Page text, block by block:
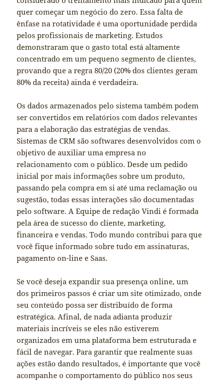
quer começar um negócio do zero. Essa falta de
ênfase na rotatividade é uma oportunidade perdida
pelos profissionais de marketing. Estudos
demonstraram que o gasto total está altamente
concentrado em um pequeno segmento de clientes,
provando que a regra 80/20 (20% dos clientes geram
80% da receita) ainda é verdadeira.
Os dados armazenados pelo sistema também podem
ser convertidos em relatórios com dados relevantes
para a elaboração das estratégias de vendas.
Sistemas de CRM são softwares desenvolvidos com o
objetivo de auxiliar uma empresa no
relacionamento com o público. Desde um pedido
inicial por mais informações sobre um produto,
passando pela compra em si até uma reclamação ou
sugestão, todas essas interações são documentadas
pelo software. A Equipe de redação Vindi é formada
pela área de sucesso do cliente, marketing,
financeira e vendas. Todo mundo contribui para que
você fique informado sobre tudo em assinaturas,
pagamento on-line e Saas.
Se você deseja expandir sua presença online, um
dos primeiros passos é criar um site otimizado, onde
seu conteúdo possa ser distribuído de forma
estratégica. Afinal, de nada adianta produzir
materiais incríveis se eles não estiverem
organizados em uma plataforma bem estruturada e
fácil de navegar. Para garantir que realmente suas
ações estão dando resultados, é importante que você
acompanhe o comportamento do público nos seus